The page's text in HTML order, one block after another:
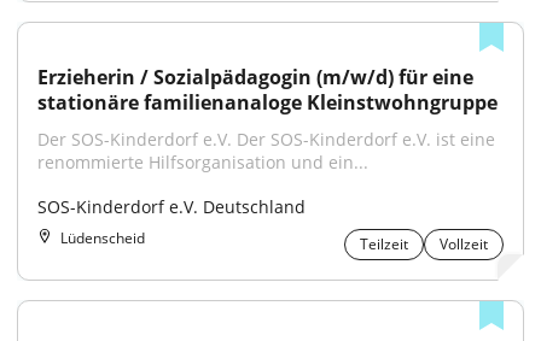
Erzieherin / Sozialpädagogin (m/w/d) für eine
stationäre familienanaloge Kleinstwohngruppe
Der SOS-Kinderdorf e.V. Der SOS-Kinderdorf e.V. ist eine
renommierte Hilfsorganisation und ein...
SOS-Kinderdorf e.V. Deutschland
Lüdenscheid Teilzeit Vollzeit